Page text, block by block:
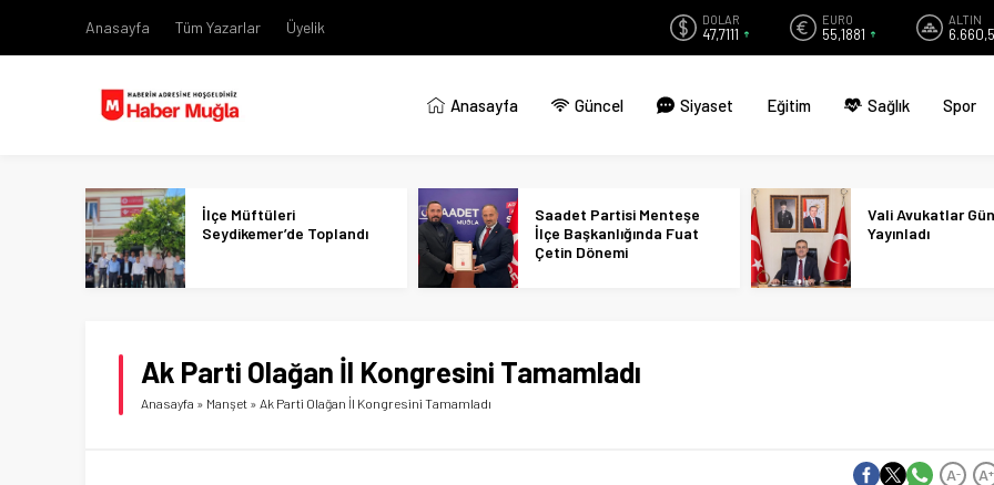
Anasayfa Tüm Yazarlar Üyelik DOLAR
47,7111
EURO
55,1881
ALTIN
Anasayfa Güncel Siyaset Eğitim Sağlık Spor
İlçe Müftüleri
Seydikemer’de Toplandı
Saadet Partisi Menteşe
İlçe Başkanlığında Fuat
Çetin Dönemi
Vali Avukatlar
Yayınladı
Ak Parti Olağan İl Kongresini Tamamladı
Anasayfa » Manşet » Ak Parti Olağan İl Kongresini Tamamladı
A+
A-